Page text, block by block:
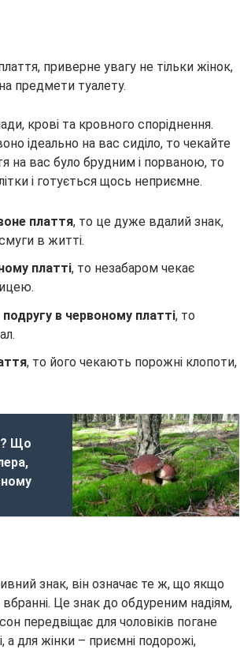
приверне увагу не тільки жінок,
предмети туалету.
крові та кровного споріднення.
ідеально на вас сиділо, то чекайте
на вас було брудним і порваною, то
і готується щось неприємне.
плаття, то це дуже вдалий знак,
в житті.
платті, то незабаром чекає
в червоному платті, то
, то його чекають порожні клопоти,
Що
знак, він означає те ж, що якщо
Це знак до обдуреним надіям,
передвіщає для чоловіків погане
для жінки – приємні подорожі,